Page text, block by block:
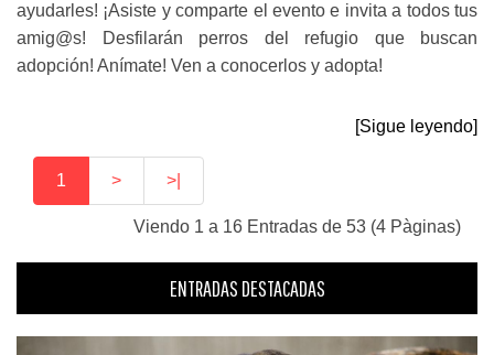
ayudarles! ¡Asiste y comparte el evento e invita a todos tus
amig@s! Desfilarán perros del refugio que buscan
adopción! Anímate! Ven a conocerlos y adopta!
[Sigue leyendo]
1 > >|
Viendo 1 a 16 Entradas de 53 (4 Pàginas)
ENTRADAS DESTACADAS